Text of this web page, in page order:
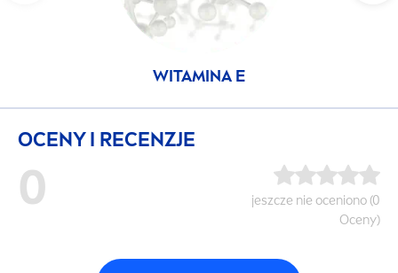
WITAMINA E
OCENY I RECENZJE
0
jeszcze nie oceniono (0
Oceny)